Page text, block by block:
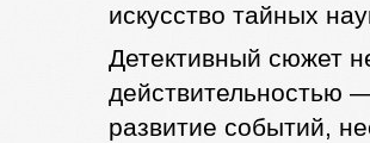
искусство тайных
Детективный сюжет
действительностью
развитие событий,